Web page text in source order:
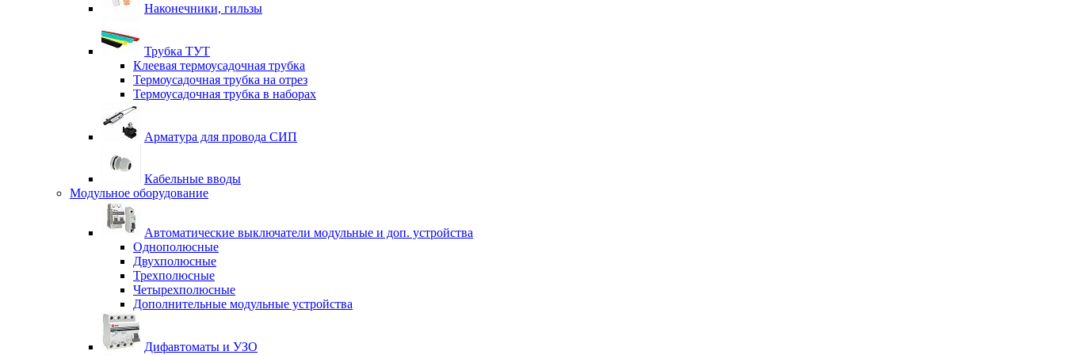
Наконечники, гильзы
Трубка ТУТ
Клеевая термоусадочная трубка
Термоусадочная трубка на отрез
Термоусадочная трубка в наборах
Арматура для провода СИП
Кабельные вводы
Модульное оборудование
Автоматические выключатели модульные и доп. устройства
Однополюсные
Двухполюсные
Трехполюсные
Четырехполюсные
Дополнительные модульные устройства
Дифавтоматы и УЗО